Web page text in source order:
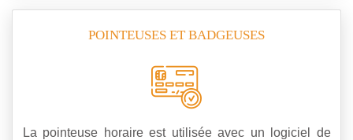
POINTEUSES ET BADGEUSES
La pointeuse horaire est utilisée avec un logiciel de